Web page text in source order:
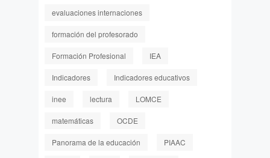
evaluaciones internaciones
formación del profesorado
Formación Profesional IEA
Indicadores Indicadores educativos
inee lectura LOMCE
matemáticas OCDE
Panorama de la educación PIAAC